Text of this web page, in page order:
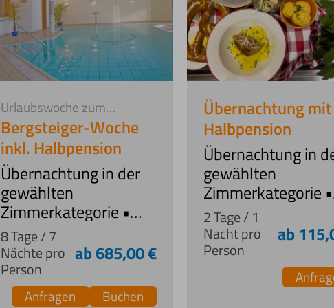
Urlaubswoche zum
Vorteilspreis
Bergsteiger-Woche
inkl. Halbpension
Übernachtung in der
gewählten
Zimmerkategorie •
Frühstücksbuffet •
reichhaltiges
Abendbuffet mit
regionalen Gerichten:
8 Tage / 7
Nächte pro
Person
ab 685,00 €
Anfragen Buchen
Übernachtung mit
Halbpension
Übernachtung in
gewählten
Zimmerkategorie •
Frühstücksbuffet •
reichhaltiges
Abendbuffet mit
regionalen
Auswahl an
2 Tage / 1
Nacht pro
Person
ab